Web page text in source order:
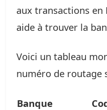
aux transactions en
aide à trouver la
Voici un tableau
numéro de routage
Banque